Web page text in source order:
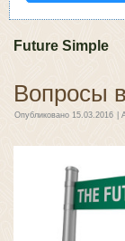
Future Simple
Вопросы
Опубликовано 15.03.2016